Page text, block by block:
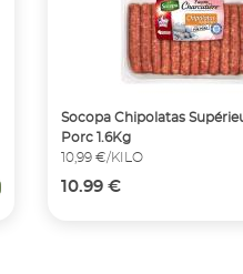
Socopa Chipolatas
Porc 1.6Kg
10,99 €/KILO
10.99 €